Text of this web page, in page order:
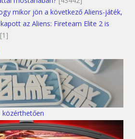
mikor jön a következő Aliens-játék,
az Aliens: Fireteam Elite 2 is
[1]